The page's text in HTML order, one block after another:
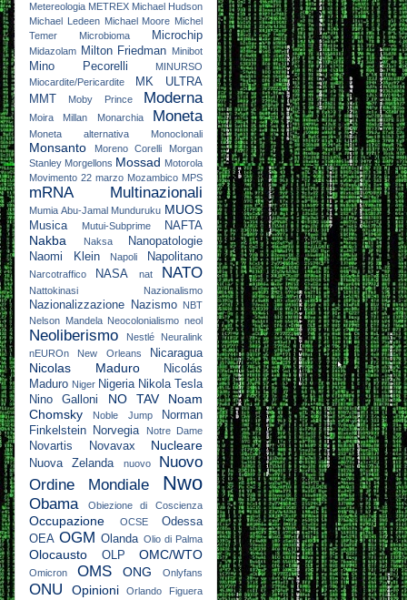
Metereologia METREX Michael Hudson
Michael Ledeen Michael Moore Michel
Temer
Microbioma Microchip
Midazolam Milton Friedman Minibot
Mino Pecorelli
MINURSO
Miocardite/Pericardite
MK ULTRA
MMT
Moby Prince Moderna
Moira Millan Monarchia Moneta
Moneta alternativa Monoclonali
Monsanto Moreno Corelli
Morgan
Stanley Morgellons Mossad Motorola
Movimento 22 marzo Mozambico MPS
mRNA Multinazionali
Mumia Abu-Jamal Munduruku MUOS
Musica Mutui-Subprime NAFTA
Nakba Naksa
Nanopatologie
Naomi Klein
Napoli Napolitano
Narcotraffico NASA nat NATO
Nattokinasi Nazionalismo
Nazionalizzazione Nazismo
NBT
Nelson Mandela Neocolonialismo neol
Neoliberismo Nestlé
Neuralink
nEUROn
New Orleans Nicaragua
Nicolas Maduro
Nicolás
Maduro Niger Nigeria Nikola Tesla
Nino Galloni
NO TAV
Noam
Chomsky
Noble Jump
Norman
Finkelstein
Norvegia Notre Dame
Novartis Novavax Nucleare
Nuova Zelanda nuovo
Nuovo
Ordine Mondiale
Nwo
Obama Obiezione di Coscienza
Occupazione OCSE
Odessa
OEA OGM Olanda Olio di Palma
Olocausto OLP OMC/WTO
Omicron OMS ONG Onlyfans
ONU Opinioni
Orlando Figuera